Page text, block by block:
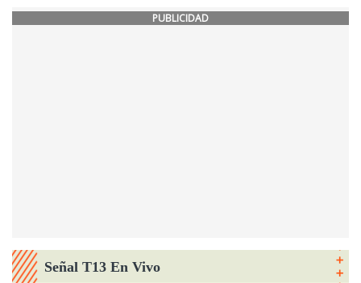
PUBLICIDAD
Señal T13 En Vivo